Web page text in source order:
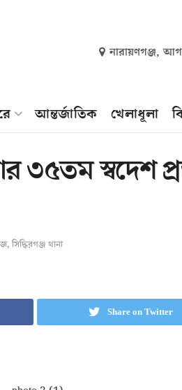
নারায়ণগঞ্জ,
আন্তর্জাতিক খেলাধূলা
৩৫তম স্বদেশ
, সিদ্ধিরগঞ্জ থানা
Share on Twitter